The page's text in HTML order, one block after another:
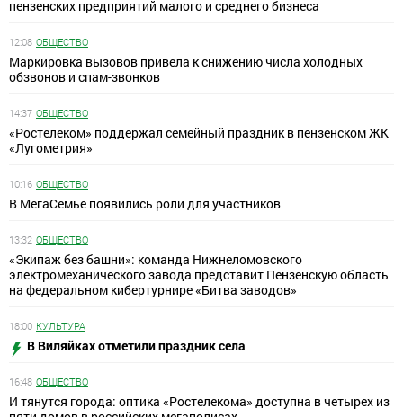
пензенских предприятий малого и среднего бизнеса
12:08 ОБЩЕСТВО
Маркировка вызовов привела к снижению числа холодных
обзвонов и спам-звонков
14:37 ОБЩЕСТВО
«Ростелеком» поддержал семейный праздник в пензенском ЖК
«Лугометрия»
10:16 ОБЩЕСТВО
В МегаСемье появились роли для участников
13:32 ОБЩЕСТВО
«Экипаж без башни»: команда Нижнеломовского
электромеханического завода представит Пензенскую область
на федеральном кибертурнире «Битва заводов»
18:00 КУЛЬТУРА
В Виляйках отметили праздник села
16:48 ОБЩЕСТВО
И тянутся города: оптика «Ростелекома» доступна в четырех из